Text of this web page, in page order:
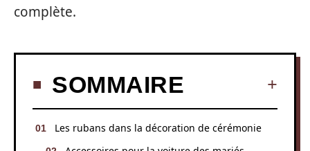
complète.
SOMMAIRE
Les rubans dans la décoration de cérémonie